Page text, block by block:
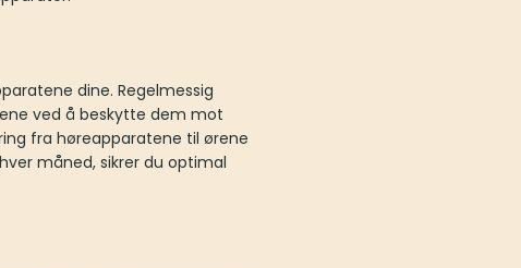
dine. Regelmessig
ved å beskytte dem mot
fra høreapparatene til ørene
måned, sikrer du optimal